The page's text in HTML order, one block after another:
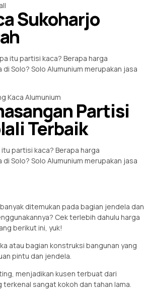
Sukoharjo
itu partisi kaca? Berapa harga
Solo? Solo Alumunium merupakan jasa
Partisi
Terbaik
partisi kaca? Berapa harga
Solo? Solo Alumunium merupakan jasa
ditemukan pada bagian jendela dan
Cek terlebih dahulu harga
berikut ini, yuk!
atau bagian konstruksi bangunan yang
pintu dan jendela.
menjadikan kusen terbuat dari
terkenal sangat kokoh dan tahan lama.